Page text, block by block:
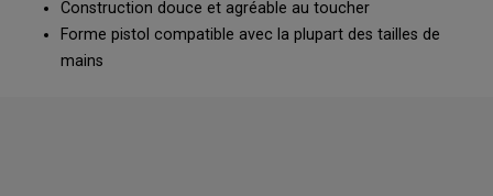
Construction douce et agréable au toucher
Forme pistol compatible avec la plupart des tailles de
mains